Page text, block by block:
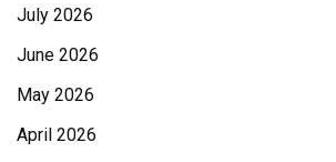
July 2026
June 2026
May 2026
April 2026